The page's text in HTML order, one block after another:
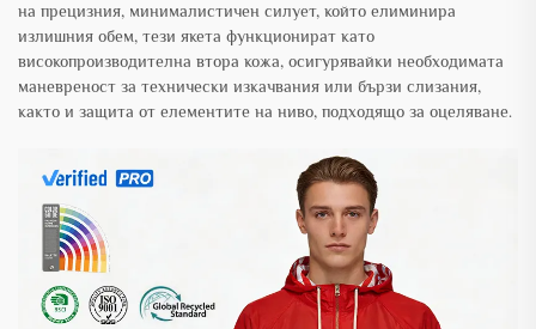
на прецизния, минималистичен силует, който елиминира
излишния обем, тези якета функционират като
високопроизводителна втора кожа, осигурявайки необходимата
маневреност за технически изкачвания или бързи слизания,
както и защита от елементите на ниво, подходящо за оцеляване.